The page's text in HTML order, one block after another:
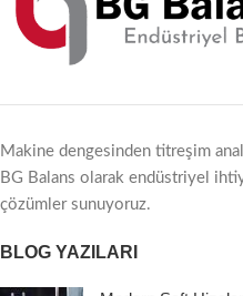
Makine dengesinden titreşim
BG Balans olarak endüstriyel
çözümler sunuyoruz.
BLOG YAZILARI